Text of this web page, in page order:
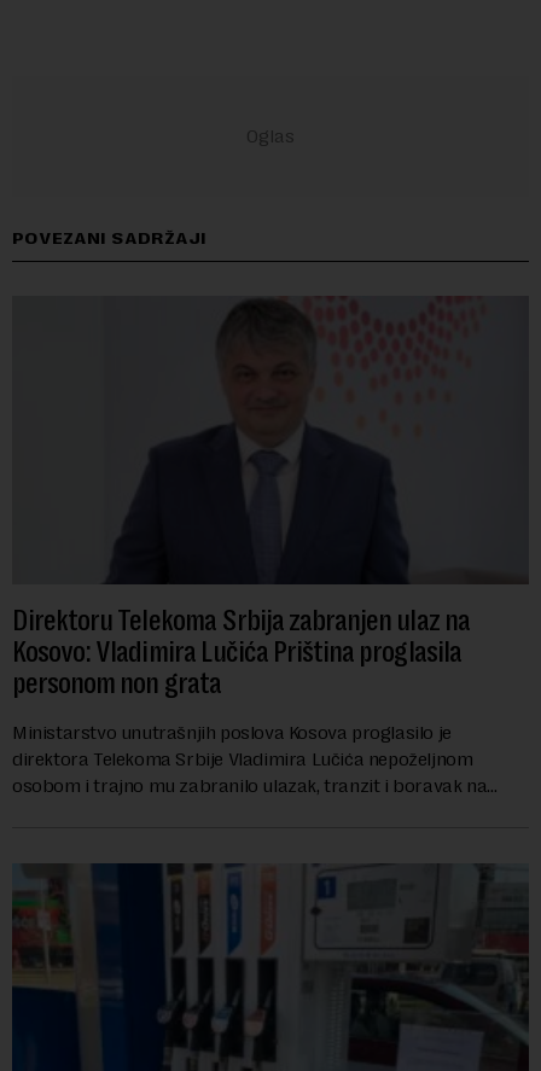
POVEZANI SADRŽAJI
Direktoru Telekoma Srbija zabranjen ulaz na
Kosovo: Vladimira Lučića Priština proglasila
personom non grata
Ministarstvo unutrašnjih poslova Kosova proglasilo je
direktora Telekoma Srbije Vladimira Lučića nepoželjnom
osobom i trajno mu zabranilo ulazak, tranzit i boravak na